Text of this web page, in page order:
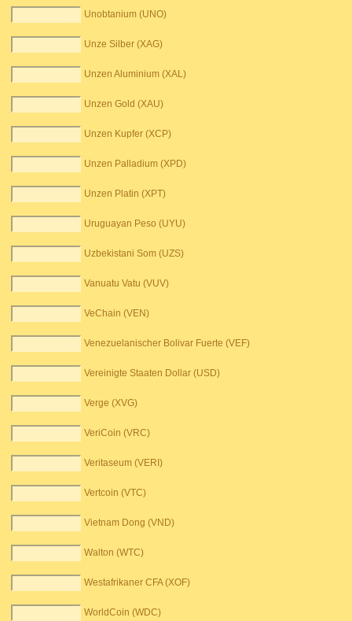
Unobtanium (UNO)
Unze Silber (XAG)
Unzen Aluminium (XAL)
Unzen Gold (XAU)
Unzen Kupfer (XCP)
Unzen Palladium (XPD)
Unzen Platin (XPT)
Uruguayan Peso (UYU)
Uzbekistani Som (UZS)
Vanuatu Vatu (VUV)
VeChain (VEN)
Venezuelanischer Bolivar Fuerte (VEF)
Vereinigte Staaten Dollar (USD)
Verge (XVG)
VeriCoin (VRC)
Veritaseum (VERI)
Vertcoin (VTC)
Vietnam Dong (VND)
Walton (WTC)
Westafrikaner CFA (XOF)
WorldCoin (WDC)